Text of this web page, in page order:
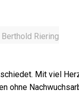
Riering
Mit viel
ohne